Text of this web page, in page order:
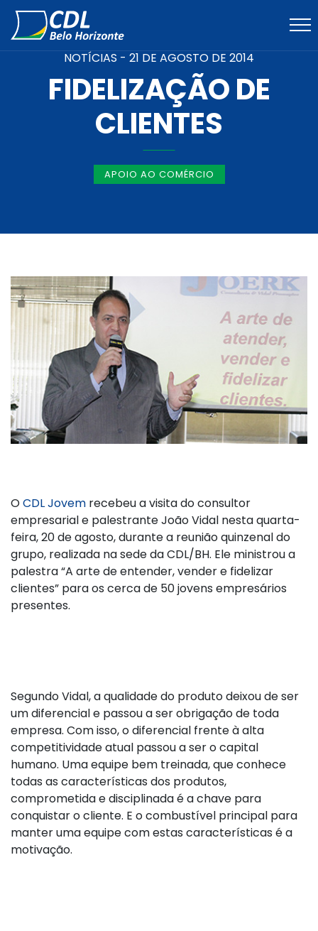
NOTÍCIAS - 21 DE AGOSTO DE 2014
FIDELIZAÇÃO DE
CLIENTES
APOIO AO COMÉRCIO
OCDL Jovem recebeu a visita do consultor
empresarial e palestrante João Vidal nesta quarta-
feira, 20 de agosto, durante a reunião quinzenal do
grupo, realizada na sede da CDL/BH. Ele ministrou a
palestra “A arte de entender, vender e fidelizar
clientes” para os cerca de 50 jovens empresários
presentes.
Segundo Vidal, a qualidade do produto deixou de ser
um diferencial e passou a ser obrigação de toda
empresa. Com isso, o diferencial frente à alta
competitividade atual passou a ser o capital
humano. Uma equipe bem treinada, que conhece
todas as características dos produtos,
comprometida e disciplinada é a chave para
conquistar o cliente. E o combustível principal para
manter uma equipe com estas características é a
motivação.